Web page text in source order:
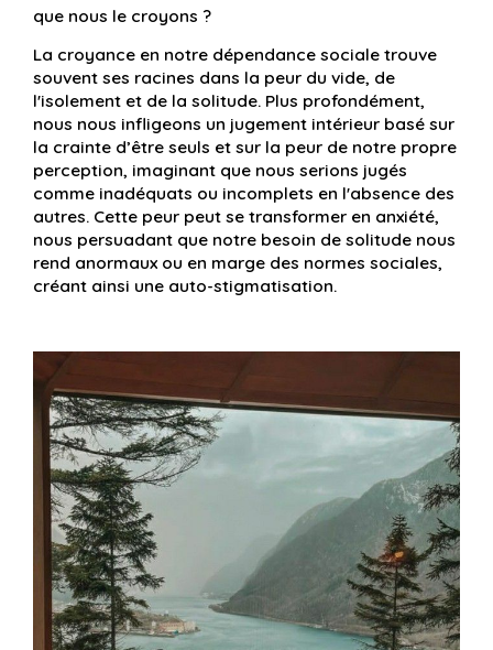
que nous le croyons ?
La croyance en notre dépendance sociale trouve
souvent ses racines dans la peur du vide, de
l'isolement et de la solitude. Plus profondément,
nous nous infligeons un jugement intérieur basé sur
la crainte d’être seuls et sur la peur de notre propre
perception, imaginant que nous serions jugés
comme inadéquats ou incomplets en l'absence des
autres. Cette peur peut se transformer en anxiété,
nous persuadant que notre besoin de solitude nous
rend anormaux ou en marge des normes sociales,
créant ainsi une auto-stigmatisation.